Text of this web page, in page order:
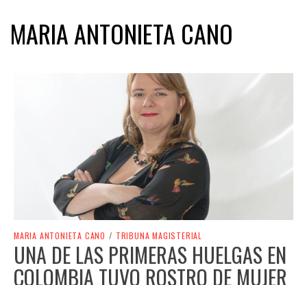
MARIA ANTONIETA CANO
MARIA ANTONIETA CANO / TRIBUNA MAGISTERIAL
UNA DE LAS PRIMERAS HUELGAS EN
COLOMBIA TUVO ROSTRO DE MUJER